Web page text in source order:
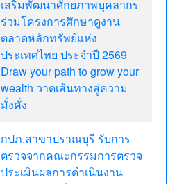
เสริมพัฒนาศักยภาพบุคลากร
ร่วมโครงการศึกษาดูงาน
ตลาดหลักทรัพย์แห่ง
ประเทศไทย ประจำปี 2569
Draw your path to grow your
wealth วาดเส้นทางสู่ความ
มั่งคั่ง
กปภ.สาขาปราณบุรี รับการ
ตรวจจากคณะกรรมการตรวจ
ประเมินผลการดำเนินงาน